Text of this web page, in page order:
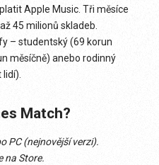
Apple Music. Tři měsíce
45 milionů skladeb.
– studentský (69 korun
měsíčně) anebo rodinný
lidí).
Match?
PC (nejnovější verzi).
na Store.